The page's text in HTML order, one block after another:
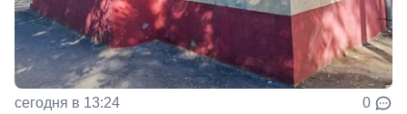
сегодня в 13:24 0